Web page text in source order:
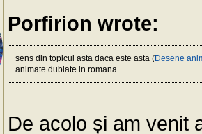
Porfirion wrote:
sens din topicul asta daca este asta (Desene
animate dublate in romana
De acolo și am venit